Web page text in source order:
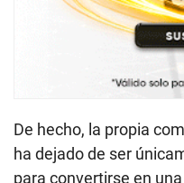
De hecho, la propia
ha dejado de ser
para convertirse en